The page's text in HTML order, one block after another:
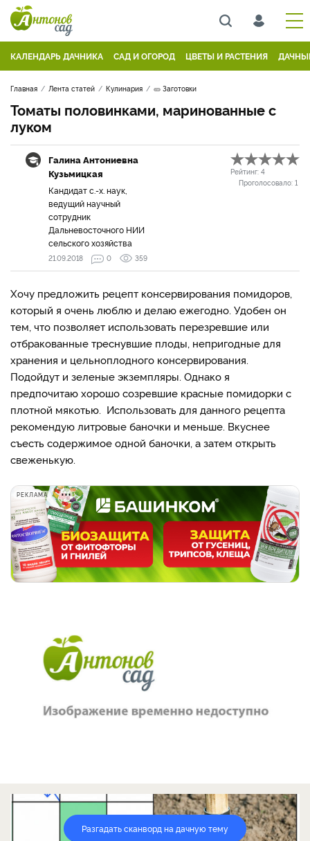
КАЛЕНДАРЬ ДАЧНИКА САД И ОГОРОД ЦВЕТЫ И РАСТЕНИЯ
Главная Лента статей Кулинария 🥒 Заготовки
Томаты половинками, маринованные с
луком
Галина Антониевна
Кузьмицкая
Кандидат с.-х. наук,
ведущий научный
сотрудник
Дальневосточного НИИ
сельского хозяйства
Рейтинг: 4
Проголосовало: 1
21.09.2018 0 359
Хочу предложить рецепт консервирования помидоров,
который я очень люблю и делаю ежегодно. Удобен он
тем, что позволяет использовать перезревшие или
отбракованные треснувшие плоды, непригодные для
хранения и цельноплодного консервирования.
Подойдут и зеленые экземпляры. Однако я
предпочитаю хорошо созревшие красные помидорки с
плотной мякотью. Использовать для данного рецепта
рекомендую литровые баночки и меньше. Вкуснее
съесть содержимое одной баночки, а затем открыть
свеженькую.
РЕКЛАМА
Разгадать сканворд на дачную тему